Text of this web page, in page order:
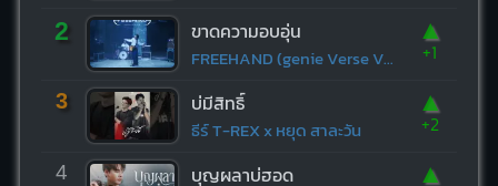
2 ขาดความอบอุ่น
FREEHAND (genie Verse Vol.1)
▲
+1
3 บ่มีสิทธิ์
ธีร์ T-REX x หยุด สาละวัน
▲
+2
4 บุญผลาบ่ฮอด ▲